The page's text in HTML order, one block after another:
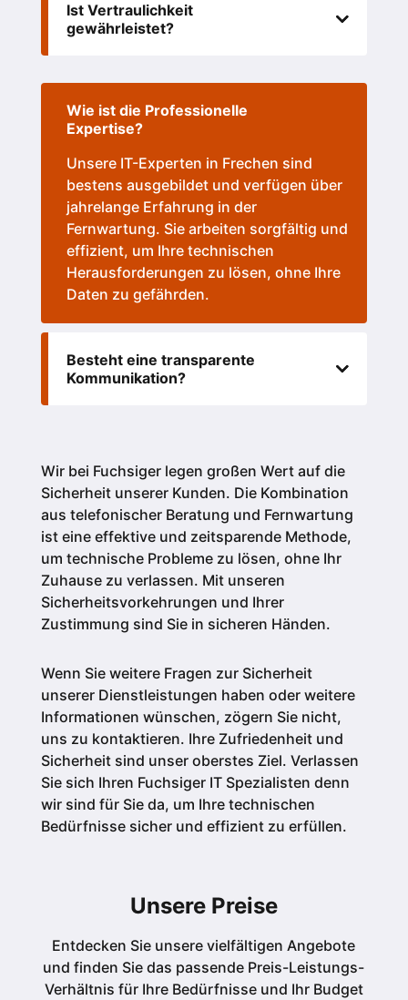
Ist Vertraulichkeit
gewährleistet?
Wie ist die Professionelle
Expertise?
Unsere IT-Experten in Frechen sind
bestens ausgebildet und verfügen über
jahrelange Erfahrung in der
Fernwartung. Sie arbeiten sorgfältig und
effizient, um Ihre technischen
Herausforderungen zu lösen, ohne Ihre
Daten zu gefährden.
Besteht eine transparente
Kommunikation?
Wir bei Fuchsiger legen großen Wert auf die
Sicherheit unserer Kunden. Die Kombination
aus telefonischer Beratung und Fernwartung
ist eine effektive und zeitsparende Methode,
um technische Probleme zu lösen, ohne Ihr
Zuhause zu verlassen. Mit unseren
Sicherheitsvorkehrungen und Ihrer
Zustimmung sind Sie in sicheren Händen.
Wenn Sie weitere Fragen zur Sicherheit
unserer Dienstleistungen haben oder weitere
Informationen wünschen, zögern Sie nicht,
uns zu kontaktieren. Ihre Zufriedenheit und
Sicherheit sind unser oberstes Ziel. Verlassen
Sie sich Ihren Fuchsiger IT Spezialisten denn
wir sind für Sie da, um Ihre technischen
Bedürfnisse sicher und effizient zu erfüllen.
Unsere Preise
Entdecken Sie unsere vielfältigen Angebote
und finden Sie das passende Preis-Leistungs-
Verhältnis für Ihre Bedürfnisse und Ihr Budget